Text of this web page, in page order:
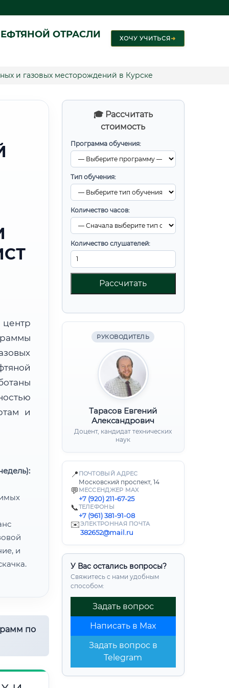
ОТРАСЛИ ХОЧУ УЧИТЬСЯ➜
и газовых месторождений в Курске
🎓 Рассчитать
стоимость
Программа обучения:
Тип обучения:
Количество часов:
Количество слушателей:
Рассчитать
РУКОВОДИТЕЛЬ
Тарасов Евгений
Александрович
Доцент, кандидат технических
наук
📍 ПОЧТОВЫЙ АДРЕС
Московский проспект, 14
💬 МЕССЕНДЖЕР MAX
+7 (920) 211-67-25
📞ТЕЛЕФОНЫ
+7 (961) 381-91-08
✉️ЭЛЕКТРОННАЯ ПОЧТА
382652@mail.ru
У Вас остались вопросы?
Свяжитесь с нами удобным
способом:
Задать вопрос
Написать в Max
Задать вопрос в
Telegram
и
и
по